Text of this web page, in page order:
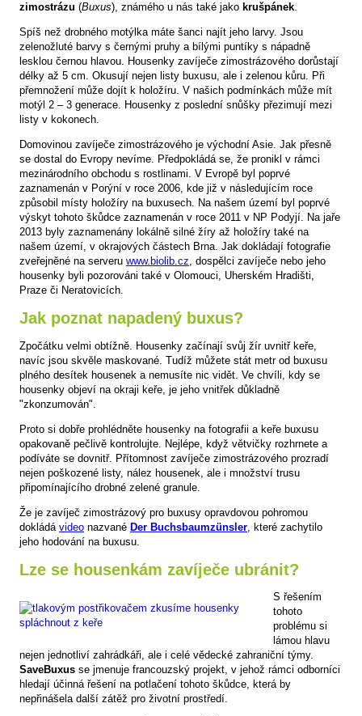
zimostrázu (Buxus), známého u nás také jako krušpánek.
Spíš než drobného motýlka máte šanci najít jeho larvy. Jsou
zelenožluté barvy s černými pruhy a bílými puntíky s nápadně
lesklou černou hlavou. Housenky zavíječe zimostrázového dorůstají
délky až 5 cm. Okusují nejen listy buxusu, ale i zelenou kůru. Při
přemnožení může dojít k holožíru. V našich podmínkách může mít
motýl 2 – 3 generace. Housenky z poslední snůšky přezimují mezi
listy v kokonech.
Domovinou zavíječe zimostrázového je východní Asie. Jak přesně
se dostal do Evropy nevíme. Předpokládá se, že pronikl v rámci
mezinárodního obchodu s rostlinami. V Evropě byl poprvé
zaznamenán v Porýní v roce 2006, kde již v následujícím roce
způsobil místy holožíry na buxusech. Na našem území byl poprvé
výskyt tohoto škůdce zaznamenán v roce 2011 v NP Podyjí. Na jaře
2013 byly zaznamenány lokálně silné žíry až holožíry také na
našem území, v okrajových částech Brna. Jak dokládají fotografie
zveřejněné na serveru www.biolib.cz, dospělci zavíječe nebo jeho
housenky byli pozorováni také v Olomouci, Uherském Hradišti,
Praze či Neratovicích.
Jak poznat napadený buxus?
Zpočátku velmi obtížně. Housenky začínají svůj žír uvnitř keře,
navíc jsou skvěle maskované. Tudíž můžete stát metr od buxusu
plného desítek housenek a nemusíte nic vidět. Ve chvíli, kdy se
housenky objeví na okraji keře, je jeho vnitřek důkladně
"zkonzumován".
Proto si dobře prohlédněte housenky na fotografii a keře buxusu
opakovaně pečlivě kontrolujte. Nejlépe, když větvičky rozhrnete a
podíváte se dovnitř. Přítomnost zavíječe zimostrázového prozradí
nejen poškozené listy, nález housenek, ale i množství trusu
připomínajícího drobné zelené granule.
Že je zavíječ zimostrázový pro buxusy opravdovou pohromou
dokládá video nazvané Der Buchsbaumzünsler , které zachytilo
jeho hodování na buxusu.
Lze se housenkám zavíječe ubránit?
S řešením
tohoto
problému si
lámou hlavu
nejen jednotliví zahrádkáři, ale i celé vědecké zahraniční týmy.
SaveBuxus se jmenuje francouzský projekt, v jehož rámci odborníci
hledají účinná řešení na potlačení tohoto škůdce, která by
nepřinášela další zátěž pro životní prostředí.